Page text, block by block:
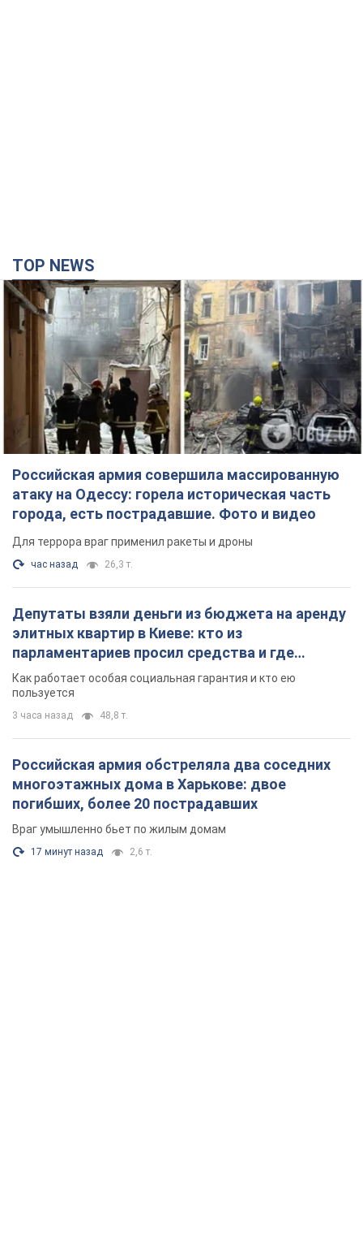
TOP NEWS
Российская армия совершила массированную
атаку на Одессу: горела историческая часть
города, есть пострадавшие. Фото и видео
Для террора враг применил ракеты и дроны
час назад 26,3 т.
Депутаты взяли деньги из бюджета на аренду
элитных квартир в Киеве: кто из
парламентариев просил средства и где
поселился
Как работает особая социальная гарантия и кто ею
пользуется
3 часа назад 48,8 т.
Российская армия обстреляла два соседних
многоэтажных дома в Харькове: двое
погибших, более 20 пострадавших
Враг умышленно бьет по жилым домам
17 минут назад 2,6 т.